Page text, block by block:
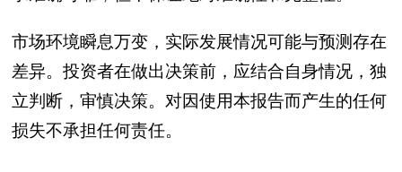
市场环境瞬息万变，实际发展情况可能与预测存在
差异。投资者在做出决策前，应结合自身情况，独
立判断，审慎决策。对因使用本报告而产生的任何
损失不承担任何责任。